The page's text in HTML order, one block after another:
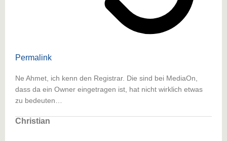
Permalink
Ne Ahmet, ich kenn den Registrar. Die sind bei MediaOn,
dass da ein Owner eingetragen ist, hat nicht wirklich etwas
zu bedeuten…
Christian